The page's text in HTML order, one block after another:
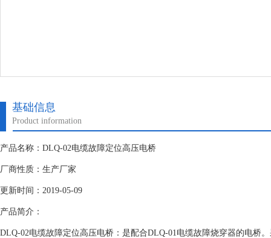
基础信息
Product information
产品名称：DLQ-02电缆故障定位高压电桥
厂商性质：生产厂家
更新时间：2019-05-09
产品简介：
DLQ-02电缆故障定位高压电桥：是配合DLQ-01电缆故障烧穿器的电桥